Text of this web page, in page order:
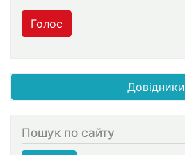
Голос
Довідники
Пошук по сайту